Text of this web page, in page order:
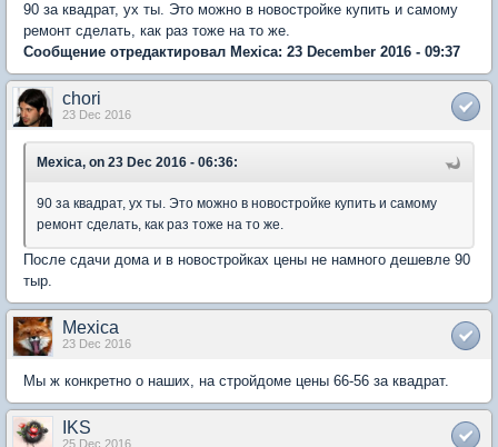
90 за квадрат, ух ты. Это можно в новостройке купить и самому
ремонт сделать, как раз тоже на то же.
Сообщение отредактировал Mexica: 23 December 2016 - 09:37
chori
23 Dec 2016
Mexica, on 23 Dec 2016 - 06:36:
90 за квадрат, ух ты. Это можно в новостройке купить и самому
ремонт сделать, как раз тоже на то же.
После сдачи дома и в новостройках цены не намного дешевле 90
тыр.
Mexica
23 Dec 2016
Мы ж конкретно о наших, на стройдоме цены 66-56 за квадрат.
IKS
25 Dec 2016